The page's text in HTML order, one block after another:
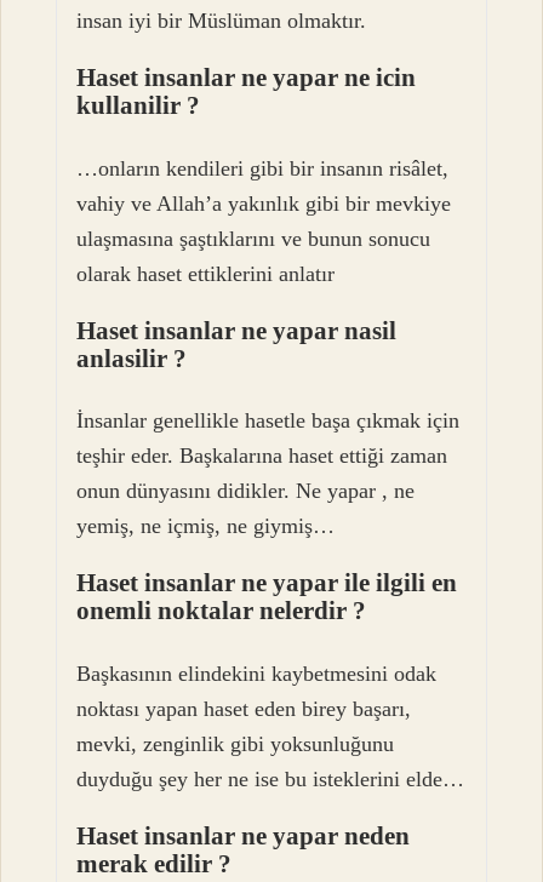
insan iyi bir Müslüman olmaktır.
Haset insanlar ne yapar ne icin
kullanilir ?
…onların kendileri gibi bir insanın risâlet,
vahiy ve Allah’a yakınlık gibi bir mevkiye
ulaşmasına şaştıklarını ve bunun sonucu
olarak haset ettiklerini anlatır
Haset insanlar ne yapar nasil
anlasilir ?
İnsanlar genellikle hasetle başa çıkmak için
teşhir eder. Başkalarına haset ettiği zaman
onun dünyasını didikler. Ne yapar , ne
yemiş, ne içmiş, ne giymiş…
Haset insanlar ne yapar ile ilgili en
onemli noktalar nelerdir ?
Başkasının elindekini kaybetmesini odak
noktası yapan haset eden birey başarı,
mevki, zenginlik gibi yoksunluğunu
duyduğu şey her ne ise bu isteklerini elde…
Haset insanlar ne yapar neden
merak edilir ?